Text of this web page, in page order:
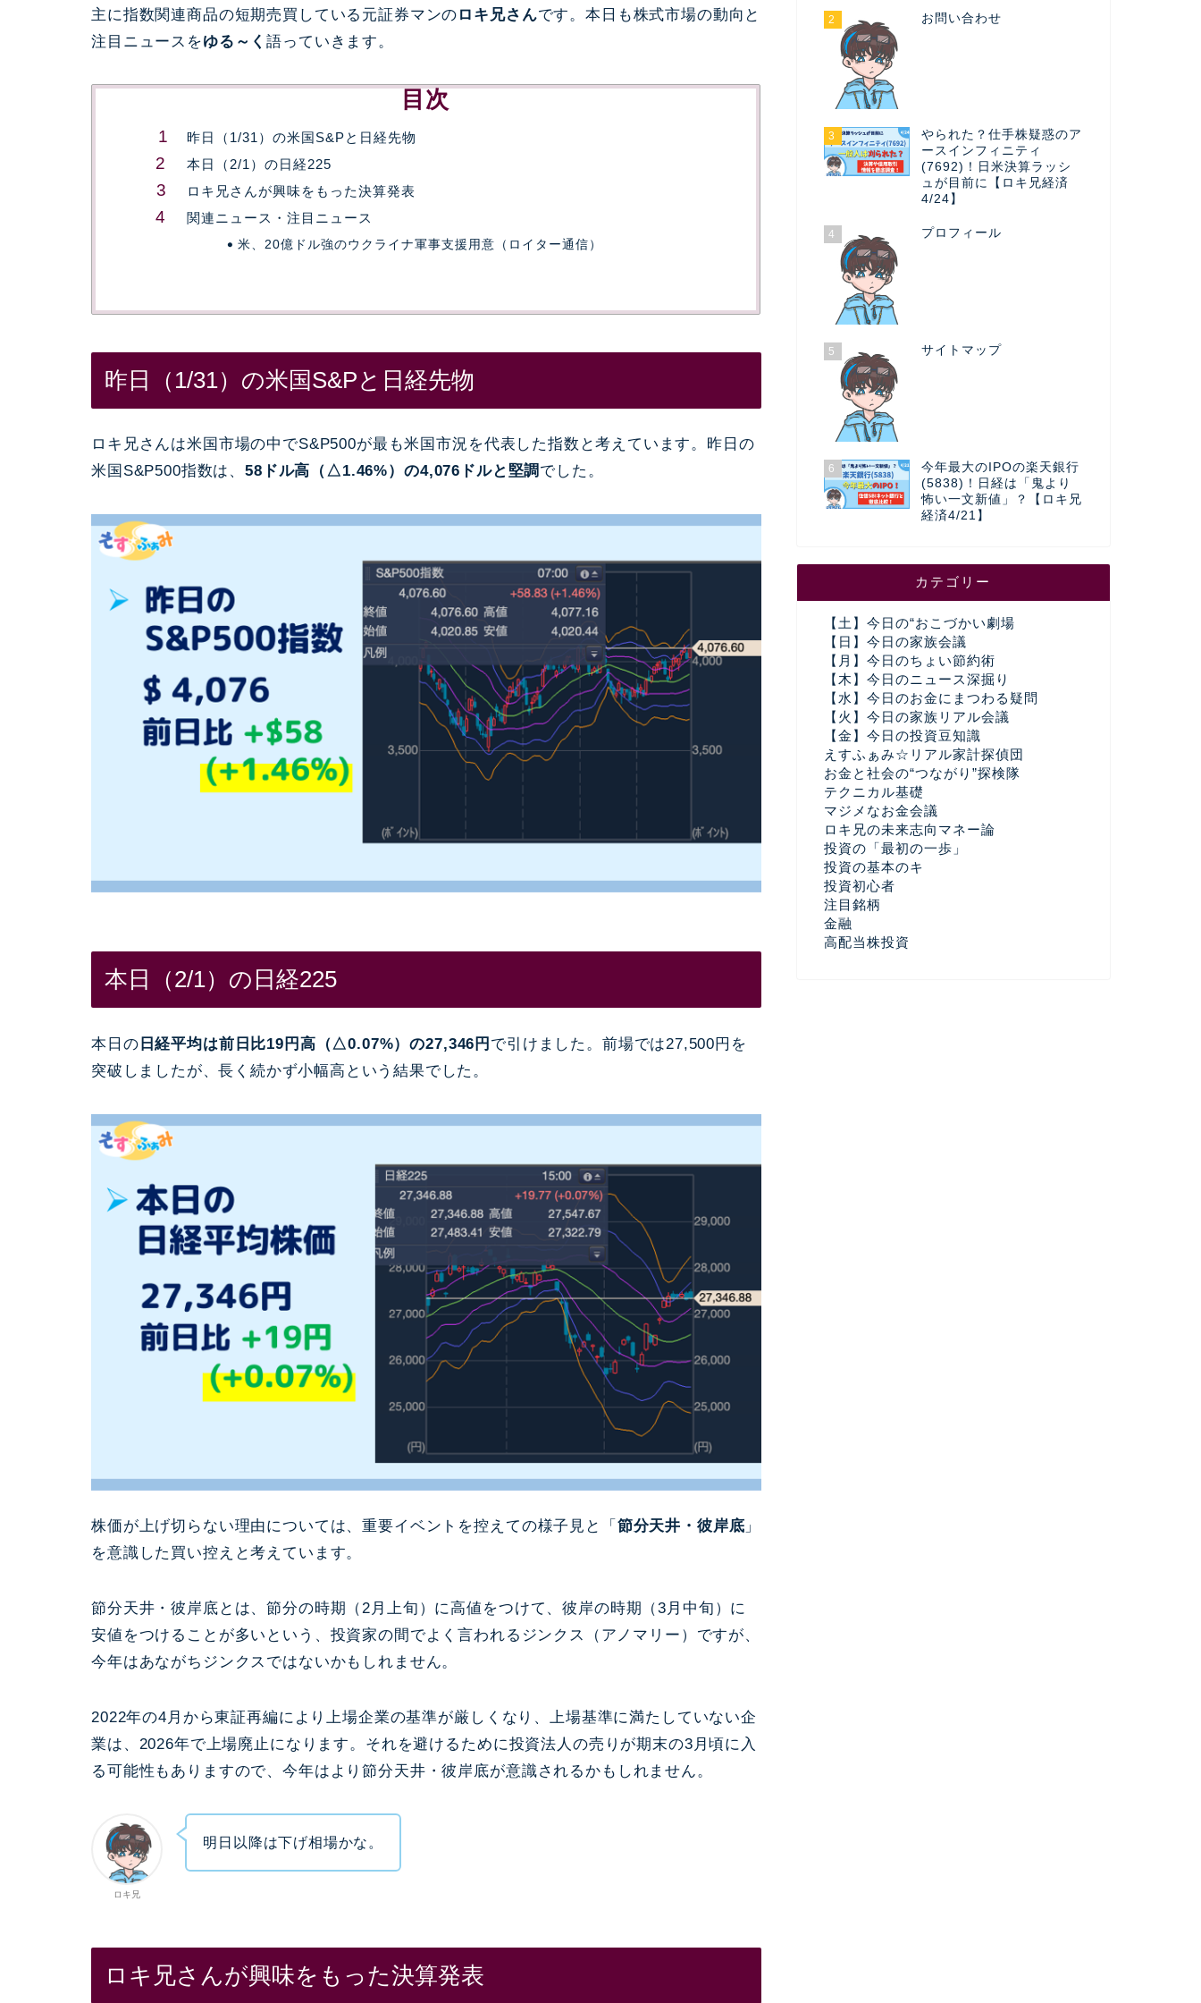
主に指数関連商品の短期売買している元証券マンの ロキ兄さんです。本日も株式市場の動向と
注目ニュースをゆる～く語っていきます。
目次
昨日（1/31）の米国S&Pと日経先物
本日（2/1）の日経225
ロキ兄さんが興味をもった決算発表
関連ニュース・注目ニュース
米、20億ドル強のウクライナ軍事支援用意（ロイター通信）
昨日（1/31）の米国S&Pと日経先物
ロキ兄さんは米国市場の中でS&P500が最も米国市況を代表した指数と考えています。昨日 の
米国S&P500指数は、58ドル高（△1.46%）の4,076 ドルと堅調 でした。
本日（2/1）の日経225
本日の 日経平均は前日比19円高（△0.07%）の27,346円 で引けました。 前場では27,500円を
突破しましたが、長く続かず小幅高という結果でした。
株価が上げ切らない理由については、重要イベントを控えての様子見と「 節分天井・彼岸底 」
を意識した買い控えと考えています。
節分天井・彼岸底とは、節分の時期（2月上旬）に高値をつけて、彼岸の時期（3月中旬）に
安値をつけることが多いという、投資家の間でよく言われる ジンクス（アノマリー） ですが、
今年はあながちジンクスではないかもしれません。
2022年の4月から東証再編により上場企業の基準が厳しくなり、上場基準に満たしていない企
業は、2026年で上場廃止になります。それを避けるために投資法人の売りが期末の3月頃に入
る可能性もありますので、今年はより節分天井・彼岸底が意識されるかもしれません。
ロキ兄
明日以降は下げ相場かな 。
ロキ兄さんが興味をもった決算発表
2 お問い合わせ
3
やられた？仕手株疑惑のア
ースインフィニティ
(7692)！日米決算ラッシ
ュが目前に【ロキ兄経済
4/24】
4 プロフィール
5 サイトマップ
6
今年最大のIPOの楽天銀行
(5838)！日経は「鬼より
怖い一文新値」？【ロキ兄
経済4/21】
カテゴリー
【土】今日の“おこづかい劇場
【日】今日の家族会議
【月】今日のちょい節約術
【木】今日のニュース深掘り
【水】今日のお金にまつわる疑問
【火】今日の家族リアル会議
【金】今日の投資豆知識
えすふぁみ☆リアル家計探偵団
お金と社会の“つながり”探検隊
テクニカル基礎
マジメなお金会議
ロキ兄の未来志向マネー論
投資の「最初の一歩」
投資の基本のキ
投資初心者
注目銘柄
金融
高配当株投資